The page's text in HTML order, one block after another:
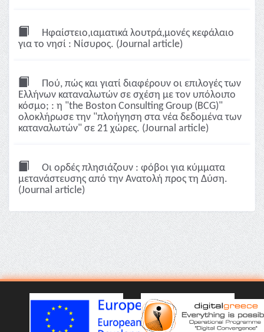
Ηφαίστειο,ιαματικά λουτρά,μονές κεφάλαιο
για το νησί : Νίσυρος. (Journal article)
Πού, πώς και γιατί διαφέρουν οι επιλογές των
Ελλήνων καταναλωτών σε σχέση με τον υπόλοιπο
κόσμο; : η "the Boston Consulting Group (BCG)"
ολοκλήρωσε την "πλοήγηση στα νέα δεδομένα των
καταναλωτών" σε 21 χώρες. (Journal article)
Οι ορδές πλησιάζουν : φόβοι για κύμματα
μετανάστευσης από την Ανατολή προς τη Δύση.
(Journal article)